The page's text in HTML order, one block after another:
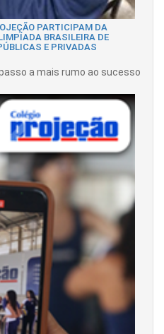
PARTICIPAM DA
BRASILEIRA DE
E PRIVADAS
a mais rumo ao sucesso